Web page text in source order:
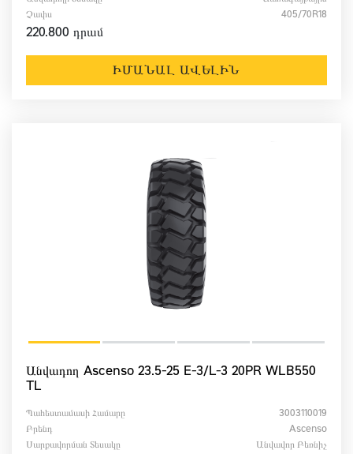
Չափս
405/70R18
220.800 դրամ
ԻՄԱՆԱԼ ԱՎԵԼԻՆ
Անվադող Ascenso 23.5-25 E-3/L-3 20PR WLB550
TL
Պահեստամասի Համարը
3003110019
Բրենդ
Ascenso
Սարքավորման Տեսակը
Անվավոր Բեռնիչ